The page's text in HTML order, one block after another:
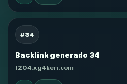
#34
Backlink generado 34
1204.xg4ken.com